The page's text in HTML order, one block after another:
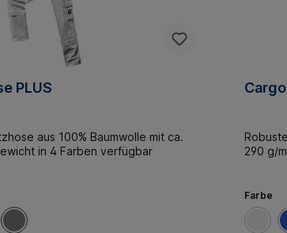
PLUS
aus 100% Baumwolle mit ca.
in 4 Farben verfügbar
290 g/
Farbe